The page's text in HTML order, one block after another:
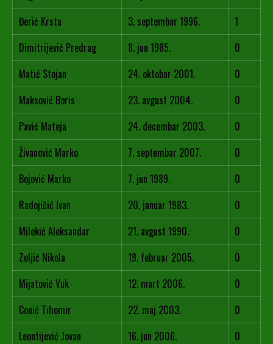
Đerić Krsta
3. septembar 1996.
1
Dimitrijević Predrag
8. jun 1985.
0
Matić Stojan
24. oktobar 2001.
0
Maksović Boris
23. avgust 2004.
0
Pavić Mateja
24. decembar 2003.
0
Živanović Marko
7. septembar 2007.
0
Bojović Marko
7. jun 1989.
0
Radojičić Ivan
20. januar 1983.
0
Milekić Aleksandar
21. avgust 1990.
0
Zeljić Nikola
19. februar 2005.
0
Mijatović Vuk
12. mart 2006.
0
Conić Tihomir
22. maj 2003.
0
Leontijević Jovan
16. jun 2006.
0